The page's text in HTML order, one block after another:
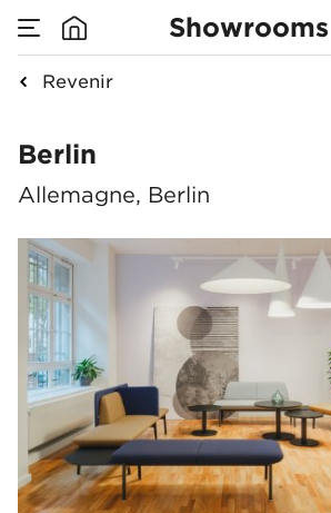
Showrooms
Revenir
Berlin
Berlin
Allemagne, Berlin